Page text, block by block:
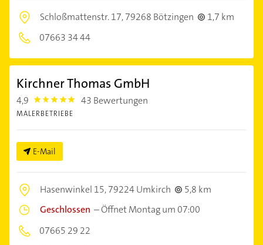
Schloßmattenstr. 17,79268 Bötzingen
1,7 km
07663 34 44
Kirchner Thomas GmbH
4,9 4.9 43 Bewertungen
MALERBETRIEBE
E-Mail
Hasenwinkel 15,79224 Umkirch
5,8 km
Geschlossen –Öffnet Montag um 07:00
07665 29 22